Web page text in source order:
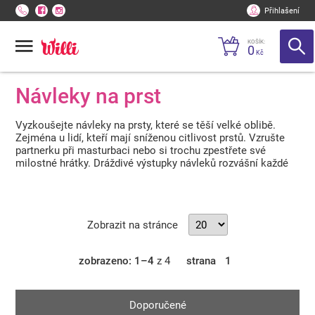
Přihlašení
KOŠÍK:
0 Kč
Návleky na prst
Vyzkoušejte návleky na prsty, které se těší velké oblibě.
Zejména u lidí, kteří mají sníženou citlivost prstů. Vzrušte
partnerku při masturbaci nebo si trochu zpestřete své
milostné hrátky. Dráždivé výstupky návleků rozvášní každé
Zobrazit na stránce
zobrazeno: 1–4z 4 strana 1
Doporučené